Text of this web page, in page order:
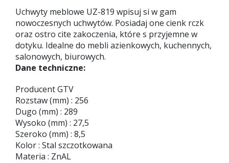
Uchwyty meblowe UZ-819 wpisuj si w gam
nowoczesnych uchwytów. Posiadaj one cienk rczk
oraz ostro cite zakoczenia, które s przyjemne w
dotyku. Idealne do mebli azienkowych, kuchennych,
salonowych, biurowych.
Dane techniczne:
Producent GTV
Rozstaw (mm) : 256
Dugo (mm) : 289
Wysoko (mm) : 27,5
Szeroko (mm) : 8,5
Kolor : Stal szczotkowana
Materia : ZnAL